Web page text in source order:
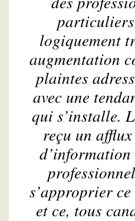
logiquement
augmentation
plaintes
avec une
qui s’installe.
reçu un
s’approprier
et ce, tous